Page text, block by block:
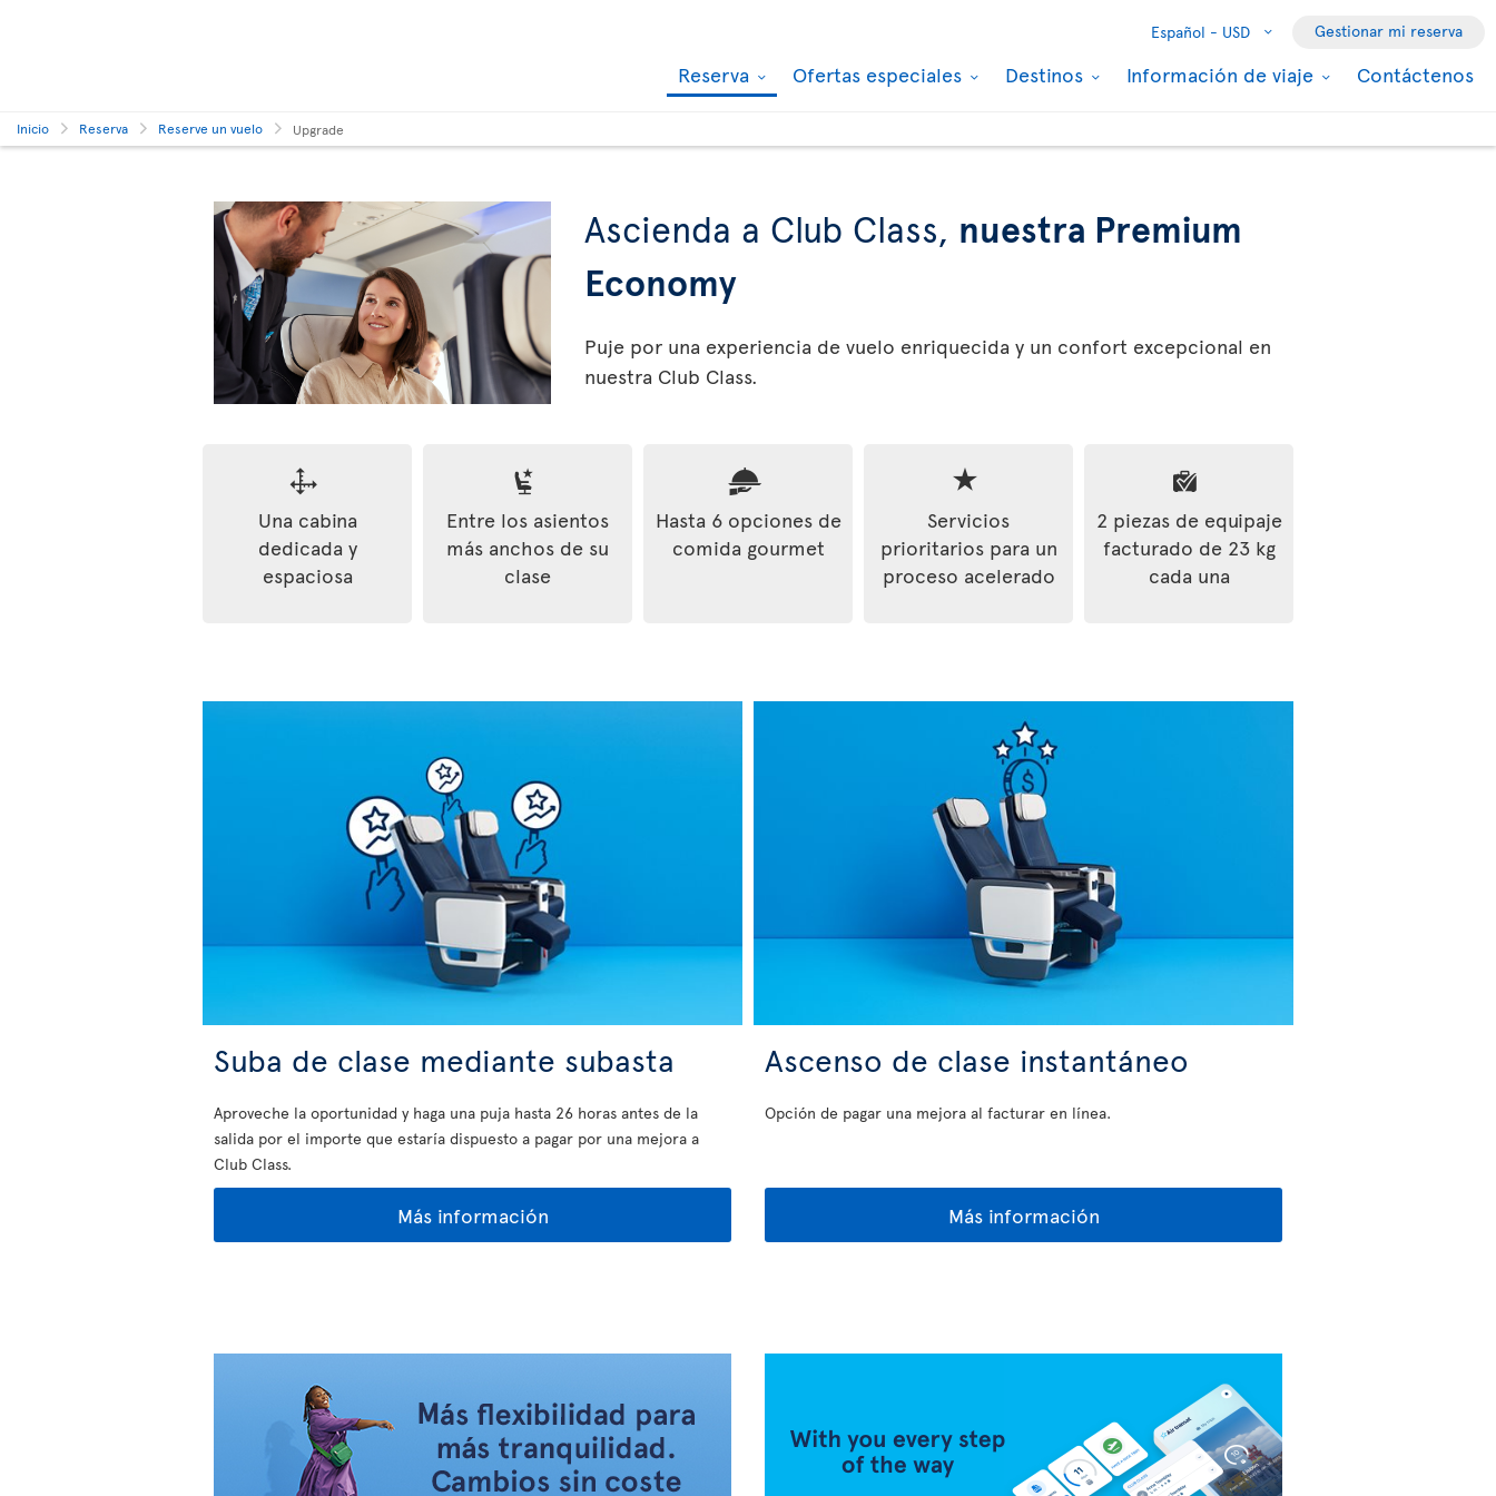
Español - USD Gestionar mi reserva
Reserva Ofertas especiales Destinos Información de viaje Contáctenos
Inicio Reserva Reserve un vuelo Upgrade
Ascienda a Club Class, nuestra Premium
Economy
Puje por una experiencia de vuelo enriquecida y un confort excepcional en
nuestra Club Class.
Una cabina
dedicada y
espaciosa
Entre los asientos
más anchos de su
clase
Hasta 6 opciones de
comida gourmet
Servicios
prioritarios para un
proceso acelerado
2 piezas de equipaje
facturado de 23 kg
cada una
Suba de clase mediante subasta
Aproveche la oportunidad y haga una puja hasta 26 horas antes de la
salida por el importe que estaría dispuesto a pagar por una mejora a
Club Class.
Más información
Ascenso de clase instantáneo
Opción de pagar una mejora al facturar en línea.
Más información